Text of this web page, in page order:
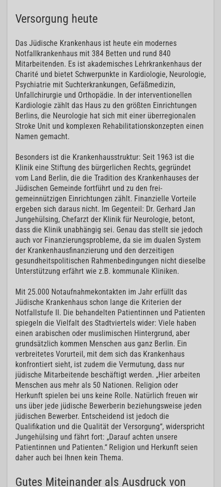
Versorgung heute
Das Jüdische Krankenhaus ist heute ein modernes
Notfallkrankenhaus mit 384 Betten und rund 840
Mitarbeitenden. Es ist akademisches Lehrkrankenhaus der
Charité und bietet Schwerpunkte in Kardiologie, Neurologie,
Psychiatrie mit Suchterkrankungen, Gefäßmedizin,
Unfallchirurgie und Orthopädie. In der interventionellen
Kardiologie zählt das Haus zu den größten Einrichtungen
Berlins, die Neurologie hat sich mit einer überregionalen
Stroke Unit und komplexen Rehabilitationskonzepten einen
Namen gemacht.
Besonders ist die Krankenhausstruktur: Seit 1963 ist die
Klinik eine Stiftung des bürgerlichen Rechts, gegründet
vom Land Berlin, die die Tradition des Krankenhauses der
Jüdischen Gemeinde fortführt und zu den frei-
gemeinnützigen Einrichtungen zählt. Finanzielle Vorteile
ergeben sich daraus nicht. Im Gegenteil: Dr. Gerhard Jan
Jungehülsing, Chefarzt der Klinik für Neurologie, betont,
dass die Klinik unabhängig sei. Genau das stellt sie jedoch
auch vor Finanzierungsprobleme, da sie im dualen System
der Krankenhausfinanzierung und den derzeitigen
gesundheitspolitischen Rahmenbedingungen nicht dieselbe
Unterstützung erfährt wie z.B. kommunale Kliniken.
Mit 25.000 Notaufnahmekontakten im Jahr erfüllt das
Jüdische Krankenhaus schon lange die Kriterien der
Notfallstufe II. Die behandelten Patientinnen und Patienten
spiegeln die Vielfalt des Stadtviertels wider: Viele haben
einen arabischen oder muslimischen Hintergrund, aber
grundsätzlich kommen Menschen aus ganz Berlin. Ein
verbreitetes Vorurteil, mit dem sich das Krankenhaus
konfrontiert sieht, ist zudem die Vermutung, dass nur
jüdische Mitarbeitende beschäftigt werden. „Hier arbeiten
Menschen aus mehr als 50 Nationen. Religion oder
Herkunft spielen bei uns keine Rolle. Natürlich freuen wir
uns über jede jüdische Bewerberin beziehungsweise jeden
jüdischen Bewerber. Entscheidend ist jedoch die
Qualifikation und die Qualität der Versorgung“, widerspricht
Jungehülsing und fährt fort: „Darauf achten unsere
Patientinnen und Patienten.“ Religion und Herkunft seien
daher auch bei Ihnen kein Thema.
Gutes Miteinander als Ausdruck von